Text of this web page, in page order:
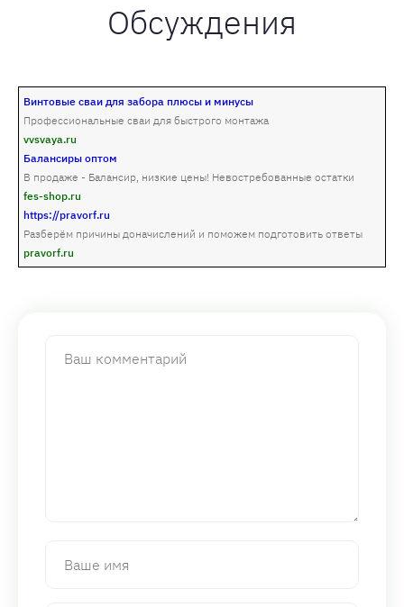
Обсуждения
Винтовые сваи для забора плюсы и минусы
Профессиональные сваи для быстрого монтажа
vvsvaya.ru
Балансиры оптом
В продаже - Балансир, низкие цены! Невостребованные остатки
fes-shop.ru
https://pravorf.ru
Разберём причины доначислений и поможем подготовить ответы
pravorf.ru